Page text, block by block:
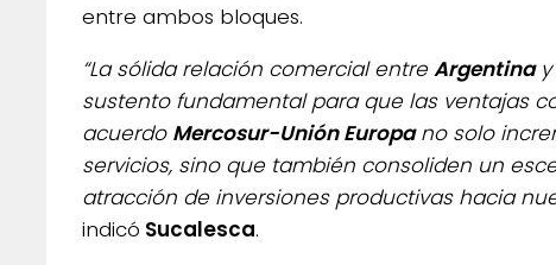
entre ambos bloques.
“La sólida relación comercial entre Argentinay
sustento fundamental para que las ventajas
acuerdo Mercosur-Unión Europano solo
servicios, sino que también consoliden un
atracción de inversiones productivas hacia
indicó Sucalesca.